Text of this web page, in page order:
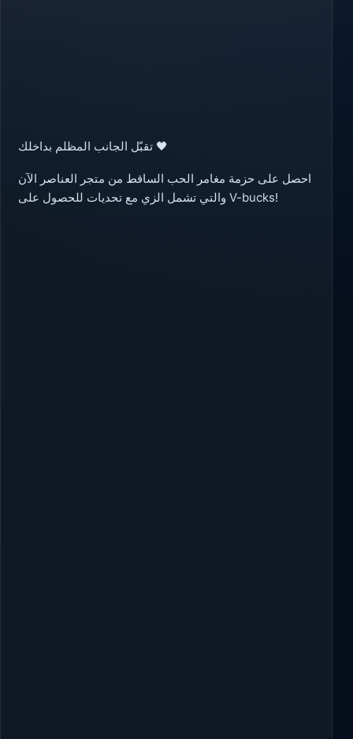
تقبّل الجانب المظلم بداخلك 🖤
احصل على حزمة مغامر الحب الساقط من متجر العناصر الآن
والتي تشمل الزي مع تحديات للحصول على V-bucks!